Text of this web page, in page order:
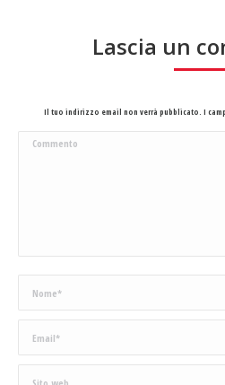
Lascia un
Il tuo indirizzo email non verrà pubblicato. I
Commento
Nome *
Email *
Sito web